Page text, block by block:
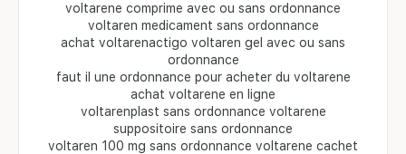
voltarene comprime avec ou sans ordonnance
voltaren medicament sans ordonnance
achat voltarenactigo voltaren gel avec ou sans
ordonnance
faut il une ordonnance pour acheter du voltarene
achat voltarene en ligne
voltarenplast sans ordonnance voltarene
suppositoire sans ordonnance
voltaren 100 mg sans ordonnance voltarene cachet